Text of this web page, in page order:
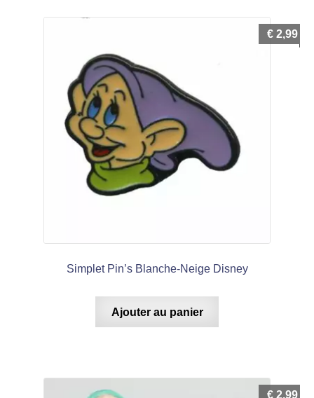
Simplet Pin’s Blanche-Neige Disney
€ 2,99
Ajouter au panier
€ 2,99